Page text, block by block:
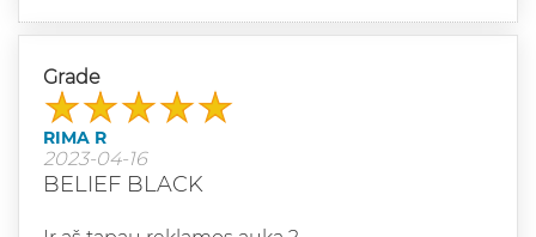
Grade
RIMA R
2023-04-16
BELIEF BLACK